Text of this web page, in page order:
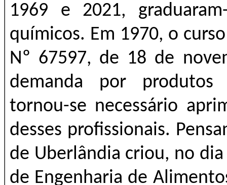
1969 e 2021,
químicos. Em 1970, o
Nº 67597, de 18 de
demanda por produtos
tornou-se necessário
desses profissionais.
de Uberlândia criou, no
de Engenharia de